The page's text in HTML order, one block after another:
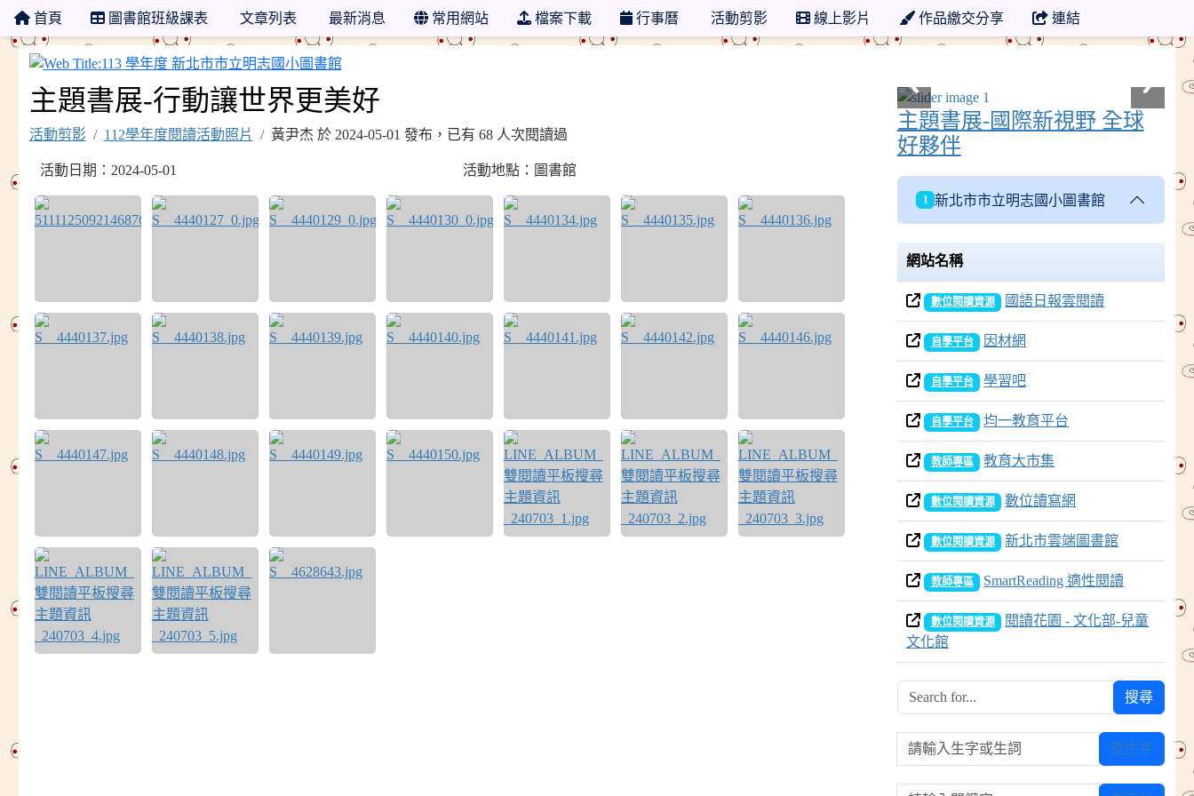
首頁 圖書館班級課表 文章列表 最新消息 常用網站 檔案下載 行事曆 活動剪影 線上影片 作品繳交分享 連結
113 學年度 新北市市立明志國小圖書館
主題書展-行動讓世界更美好
活動剪影 112學年度閱讀活動照片 黃尹杰 於 2024-05-01 發布，已有 68 人次閱讀過
活動日期：2024-05-01 活動地點：圖書館
主題書展-國際新視野 全球
好夥伴
1 新北市市立明志國小圖書館
網站名稱
數位閱讀資源 國語日報雲閱讀
自學平台 因材網
自學平台 學習吧
自學平台 均一教育平台
教師專區 教育大市集
數位閱讀資源 數位讀寫網
數位閱讀資源 新北市雲端圖書館
教師專區 SmartReading 適性閱讀
數位閱讀資源
閱讀花園 - 文化部-兒童
文化館
搜尋
請輸入生字或生詞 查生字